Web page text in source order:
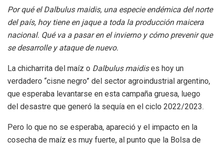
Por qué el Dalbulus maidis, una especie endémica del norte
del país, hoy tiene en jaque a toda la producción maicera
nacional. Qué va a pasar en el invierno y cómo prevenir que
se desarrolle y ataque de nuevo.
La chicharrita del maíz o Dalbulus maidises hoy un
verdadero “cisne negro” del sector agroindustrial argentino,
que esperaba levantarse en esta campaña gruesa, luego
del desastre que generó la sequía en el ciclo 2022/2023.
Pero lo que no se esperaba, apareció y el impacto en la
cosecha de maíz es muy fuerte, al punto que la Bolsa de